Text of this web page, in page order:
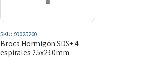
SKU: 99025260
Broca Hormigon SDS+ 4
espirales 25x260mm